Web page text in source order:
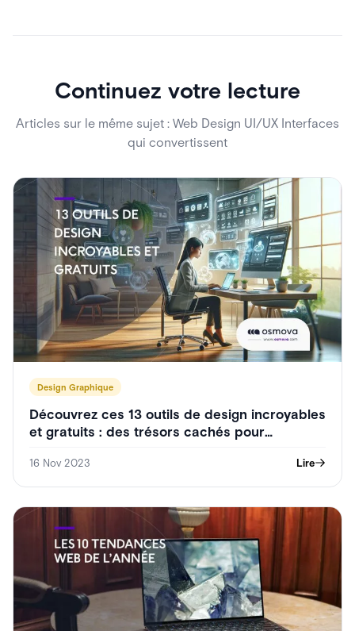
Continuez votre lecture
Articles sur le même sujet : Web Design UI/UX Interfaces
qui convertissent
Design Graphique
Découvrez ces 13 outils de design incroyables
et gratuits : des trésors cachés pour
16 Nov 2023 Lire